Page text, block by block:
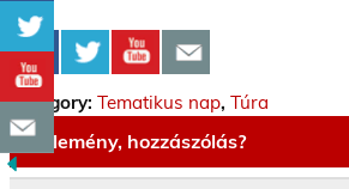
Category: Tematikus nap, Túra
Vélemény, hozzászólás?